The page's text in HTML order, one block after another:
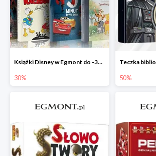
Książki Disney w Egmont do -30%
30% 50%